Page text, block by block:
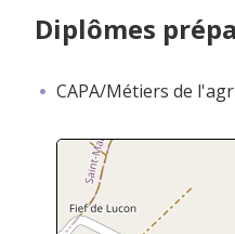
Diplômes
CAPA/Métiers de